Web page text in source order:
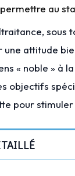
au
sous
une attitude
« noble » à
objectifs
pour